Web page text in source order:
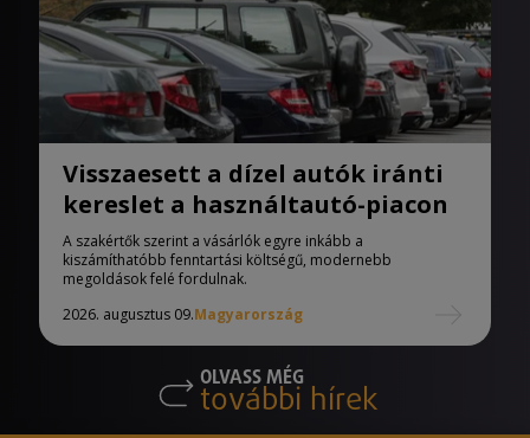
Visszaesett a dízel autók iránti
kereslet a használtautó-piacon
A szakértők szerint a vásárlók egyre inkább a
kiszámíthatóbb fenntartási költségű, modernebb
megoldások felé fordulnak.
2026. augusztus 09.Magyarország
OLVASS MÉG
további hírek